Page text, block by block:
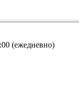
(ежедневно)